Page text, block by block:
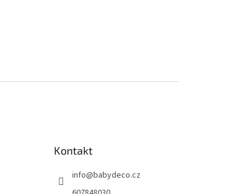
Kontakt
info@babydeco.cz